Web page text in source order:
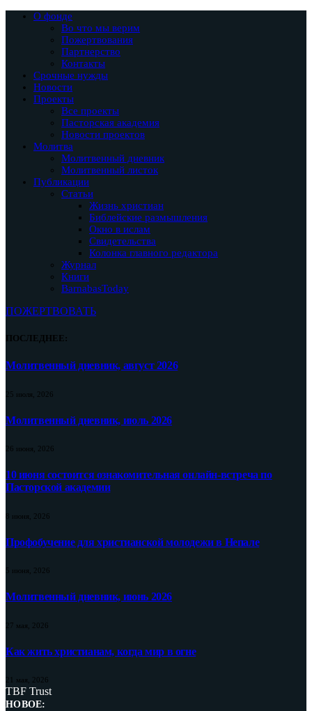
О фонде
Во что мы верим
Пожертвования
Партнерство
Контакты
Срочные нужды
Новости
Проекты
Все проекты
Пасторская академия
Новости проектов
Молитва
Молитвенный дневник
Молитвенный листок
Публикации
Статьи
Жизнь христиан
Библейские размышления
Окно в ислам
Свидетельства
Колонка главного редактора
Журнал
Книги
BarnabasToday
ПОЖЕРТВОВАТЬ
ПОСЛЕДНЕЕ:
Молитвенный дневник, август 2026
25 июля, 2026
Молитвенный дневник, июль 2026
26 июня, 2026
10 июня состоится ознакомительная онлайн-встреча по
Пасторской академии
8 июня, 2026
Профобучение для христианской молодежи в Непале
5 июня, 2026
Молитвенный дневник, июнь 2026
27 мая, 2026
Как жить христианам, когда мир в огне
21 мая, 2026
TBF Trust
НОВОЕ: